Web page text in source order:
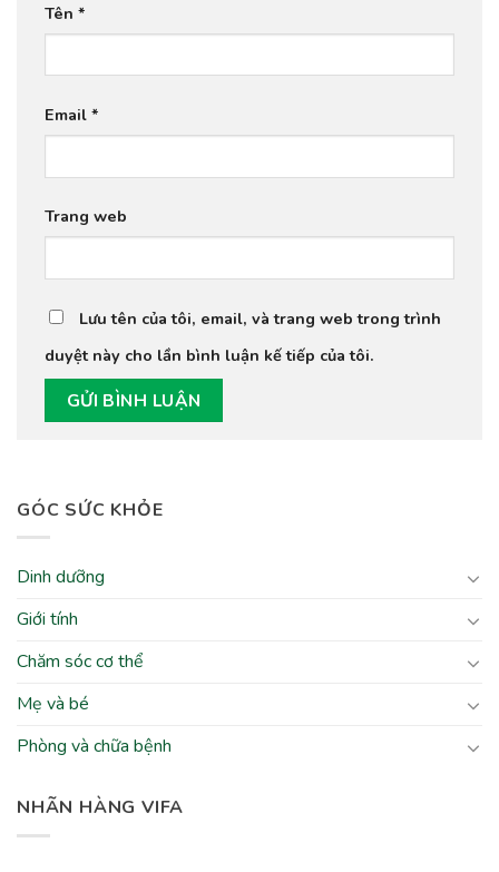
GÓC SỨC KHỎE
Dinh dưỡng
Giới tính
Chăm sóc cơ thể
Mẹ và bé
Phòng và chữa bệnh
NHÃN HÀNG VIFA
Tên *
Email *
Trang web
Lưu tên của tôi, email, và trang web trong trình
duyệt này cho lần bình luận kế tiếp của tôi.